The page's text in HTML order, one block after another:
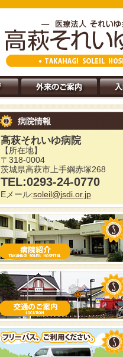
病院情報
高萩それいゆ病院
【所在地】
〒318-0004
茨城県高萩市上手綱赤塚268
TEL:0293-24-0770
Eメール:soleil@jsdi.or.jp